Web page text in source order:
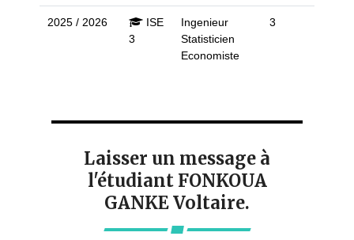
2025 / 2026
ISE
3
Ingenieur
Statisticien
Economiste
3
Laisser un message à
l'étudiant FONKOUA
GANKE Voltaire.